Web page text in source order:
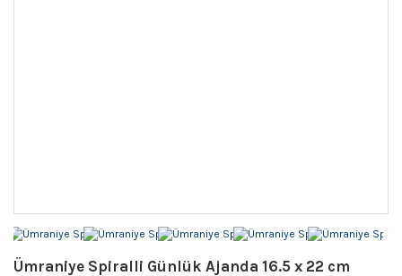
Ümraniye Spiralli Günlük Ajanda 16.5 x 22 cm